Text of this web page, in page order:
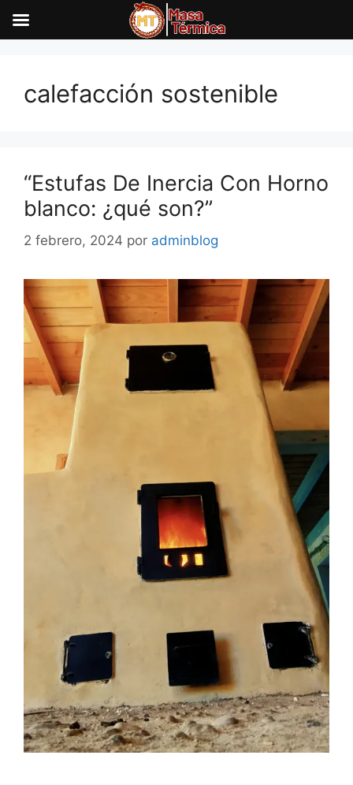
contenido
calefacción sostenible
“Estufas De Inercia Con Horno
blanco: ¿qué son?”
2 febrero, 2024 por adminblog